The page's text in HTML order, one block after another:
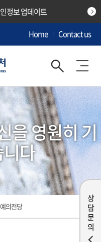
정보 업데이트
Home Contact us
상담 문의
을 영원히 기
다
의전당